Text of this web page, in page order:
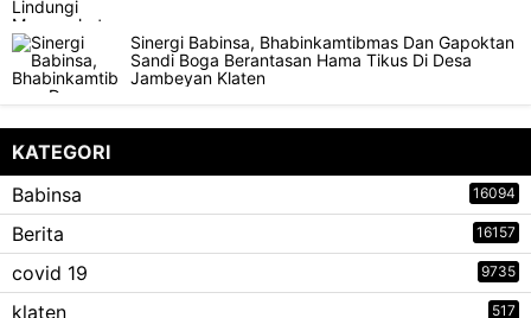
Sinergi Babinsa, Bhabinkamtibmas Dan Gapoktan
Sandi Boga Berantasan Hama Tikus Di Desa
Jambeyan Klaten
KATEGORI
Babinsa
16094
Berita 16157
covid 19 9735
klaten 517